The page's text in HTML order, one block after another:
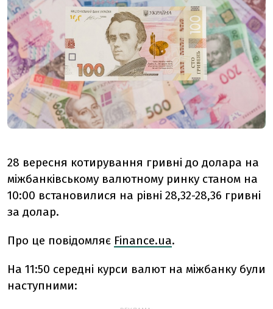
28 вересня котирування гривні до долара на
міжбанківському валютному ринку станом на
10:00 встановилися на рівні 28,32-28,36 гривні
за долар.
Про це повідомляє Finance.ua.
На 11:50 середні курси валют на міжбанку були
наступними: